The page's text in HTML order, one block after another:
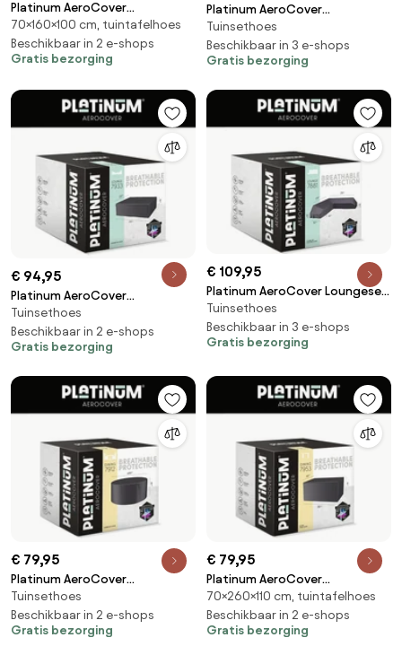
Platinum AeroCover
Tuintafelhoes 160x100xH70
70×160×100 cm, tuintafelhoes
Beschikbaar in 2 e-shops
Gratis bezorging
Platinum AeroCover
Loungesethoes hoekset
trapeze 300x300x90xH65/90
Tuinsethoes
Beschikbaar in 3 e-shops
Gratis bezorging
€ 94,95
Platinum AeroCover
Loungesethoes 235x235xH70
Tuinsethoes
Beschikbaar in 2 e-shops
Gratis bezorging
€ 109,95
Platinum AeroCover Loungeset
platformhoes
275x275x90xH30/45/70
Tuinsethoes
Beschikbaar in 3 e-shops
Gratis bezorging
€ 79,95
Platinum AeroCover
Tuinsethoes ø200xH85
Tuinsethoes
Beschikbaar in 2 e-shops
Gratis bezorging
€ 79,95
Platinum AeroCover
Tuintafelhoes 260x110xH70
70×260×110 cm, tuintafelhoes
Beschikbaar in 2 e-shops
Gratis bezorging